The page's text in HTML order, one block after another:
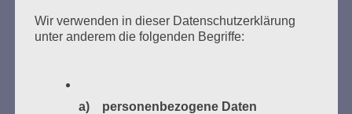
Zum 26. Mal gibt es eine Marathonlesung anlässlich
des Gedenkens an die Verbrennung von Büchern am
Bücher verbrannten.
Wir verwenden in dieser Datenschutzerklärung
unter anderem die folgenden Begriffe:
a) personenbezogene Daten